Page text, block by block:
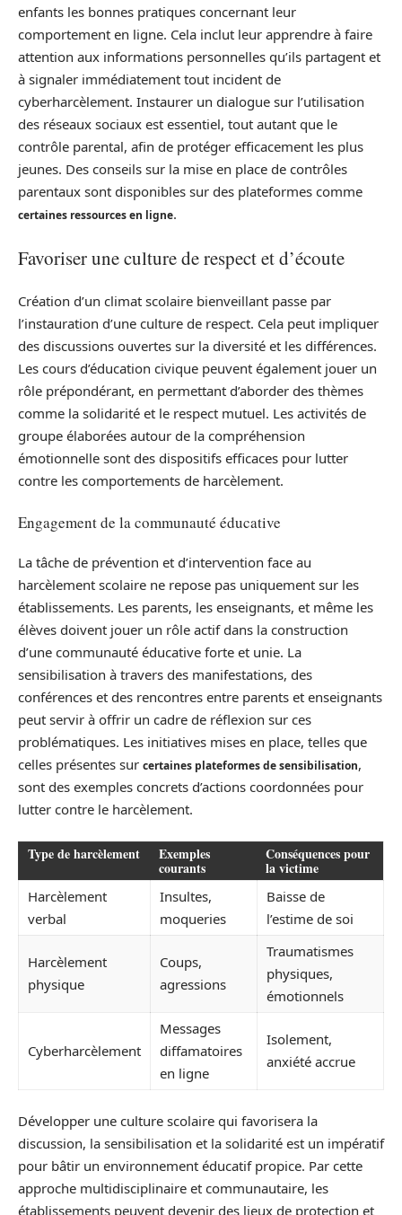
enfants les bonnes pratiques concernant leur
comportement en ligne. Cela inclut leur apprendre à faire
attention aux informations personnelles qu’ils partagent et
à signaler immédiatement tout incident de
cyberharcèlement. Instaurer un dialogue sur l’utilisation
des réseaux sociaux est essentiel, tout autant que le
contrôle parental, afin de protéger efficacement les plus
jeunes. Des conseils sur la mise en place de contrôles
parentaux sont disponibles sur des plateformes comme
certaines ressources en ligne.
Favoriser une culture de respect et d’écoute
Création d’un climat scolaire bienveillant passe par
l’instauration d’une culture de respect. Cela peut impliquer
des discussions ouvertes sur la diversité et les différences.
Les cours d’éducation civique peuvent également jouer un
rôle prépondérant, en permettant d’aborder des thèmes
comme la solidarité et le respect mutuel. Les activités de
groupe élaborées autour de la compréhension
émotionnelle sont des dispositifs efficaces pour lutter
contre les comportements de harcèlement.
Engagement de la communauté éducative
La tâche de prévention et d’intervention face au
harcèlement scolaire ne repose pas uniquement sur les
établissements. Les parents, les enseignants, et même les
élèves doivent jouer un rôle actif dans la construction
d’une communauté éducative forte et unie. La
sensibilisation à travers des manifestations, des
conférences et des rencontres entre parents et enseignants
peut servir à offrir un cadre de réflexion sur ces
problématiques. Les initiatives mises en place, telles que
celles présentes sur certaines plateformes de sensibilisation,
sont des exemples concrets d’actions coordonnées pour
lutter contre le harcèlement.
Type de harcèlement Exemples
courants
Conséquences pour
la victime
Harcèlement
verbal
Insultes,
moqueries
Baisse de
l’estime de soi
Harcèlement
physique
Coups,
agressions
Traumatismes
physiques,
émotionnels
Cyberharcèlement
Messages
diffamatoires
en ligne
Isolement,
anxiété accrue
Développer une culture scolaire qui favorisera la
discussion, la sensibilisation et la solidarité est un impératif
pour bâtir un environnement éducatif propice. Par cette
approche multidisciplinaire et communautaire, les
établissements peuvent devenir des lieux de protection et